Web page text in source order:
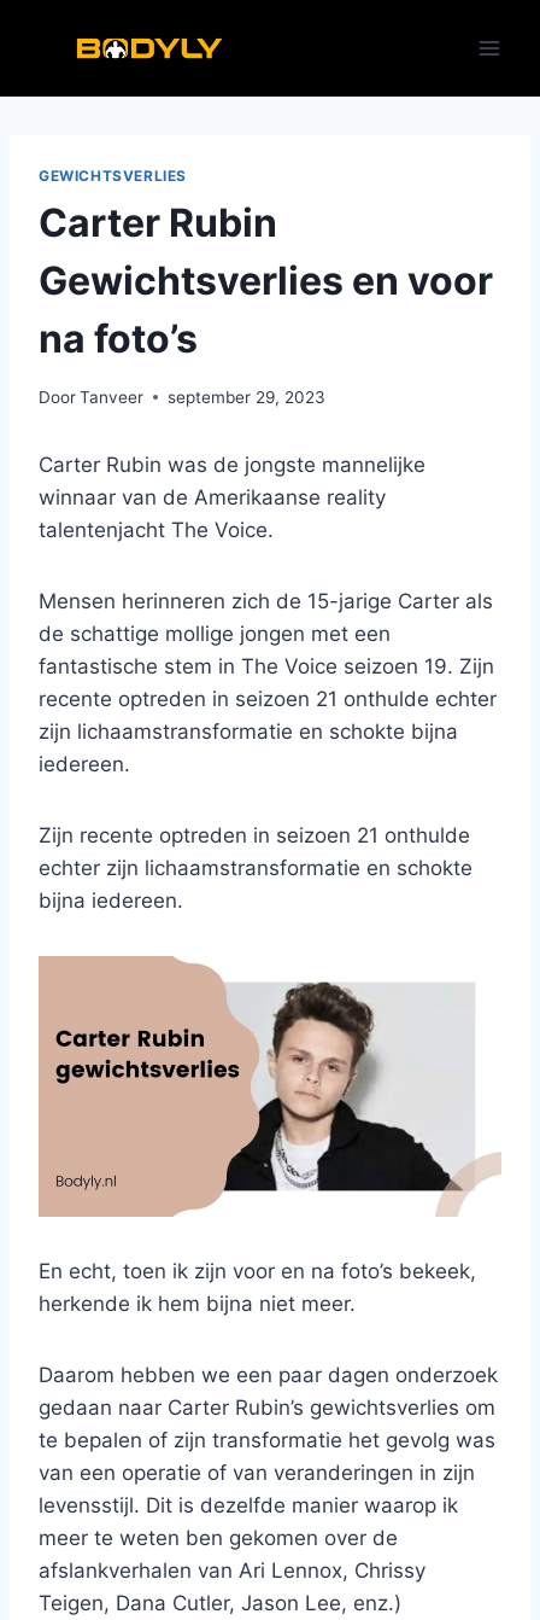
GEWICHTSVERLIES
Carter Rubin
Gewichtsverlies en voor
na foto’s
DoorTanveer september 29, 2023
Carter Rubin was de jongste mannelijke
winnaar van de Amerikaanse reality
talentenjacht The Voice.
Mensen herinneren zich de 15-jarige Carter als
de schattige mollige jongen met een
fantastische stem in The Voice seizoen 19. Zijn
recente optreden in seizoen 21 onthulde echter
zijn lichaamstransformatie en schokte bijna
iedereen.
Zijn recente optreden in seizoen 21 onthulde
echter zijn lichaamstransformatie en schokte
bijna iedereen.
En echt, toen ik zijn voor en na foto’s bekeek,
herkende ik hem bijna niet meer.
Daarom hebben we een paar dagen onderzoek
gedaan naar Carter Rubin’s gewichtsverlies om
te bepalen of zijn transformatie het gevolg was
van een operatie of van veranderingen in zijn
levensstijl. Dit is dezelfde manier waarop ik
meer te weten ben gekomen over de
afslankverhalen van Ari Lennox, Chrissy
Teigen, Dana Cutler, Jason Lee, enz.)